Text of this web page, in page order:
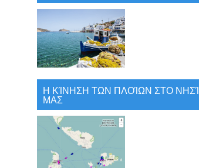
Η ΚΊΝΗΣΗ ΤΩΝ ΠΛΟΊΩΝ ΣΤΟ ΝΗΣΊ
ΜΑΣ